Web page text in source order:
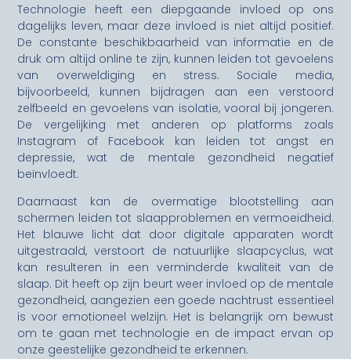
Technologie heeft een diepgaande invloed op ons
dagelijks leven, maar deze invloed is niet altijd positief.
De constante beschikbaarheid van informatie en de
druk om altijd online te zijn, kunnen leiden tot gevoelens
van overweldiging en stress. Sociale media,
bijvoorbeeld, kunnen bijdragen aan een verstoord
zelfbeeld en gevoelens van isolatie, vooral bij jongeren.
De vergelijking met anderen op platforms zoals
Instagram of Facebook kan leiden tot angst en
depressie, wat de mentale gezondheid negatief
beïnvloedt.
Daarnaast kan de overmatige blootstelling aan
schermen leiden tot slaapproblemen en vermoeidheid.
Het blauwe licht dat door digitale apparaten wordt
uitgestraald, verstoort de natuurlijke slaapcyclus, wat
kan resulteren in een verminderde kwaliteit van de
slaap. Dit heeft op zijn beurt weer invloed op de mentale
gezondheid, aangezien een goede nachtrust essentieel
is voor emotioneel welzijn. Het is belangrijk om bewust
om te gaan met technologie en de impact ervan op
onze geestelijke gezondheid te erkennen.